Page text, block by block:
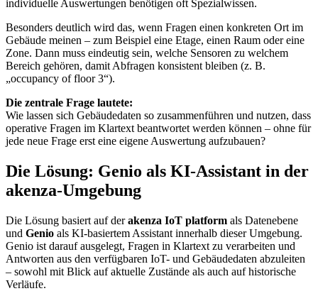
individuelle Auswertungen benötigen oft Spezialwissen.
Besonders deutlich wird das, wenn Fragen einen konkreten Ort im
Gebäude meinen – zum Beispiel eine Etage, einen Raum oder eine
Zone. Dann muss eindeutig sein, welche Sensoren zu welchem
Bereich gehören, damit Abfragen konsistent bleiben (z. B.
„occupancy of floor 3“).
Die zentrale Frage lautete:
Wie lassen sich Gebäudedaten so zusammenführen und nutzen, dass
operative Fragen im Klartext beantwortet werden können – ohne für
jede neue Frage erst eine eigene Auswertung aufzubauen?
Die Lösung: Genio als KI-Assistant in der
akenza-Umgebung
Die Lösung basiert auf derakenza IoT platform als Datenebene
und Genio als KI-basiertem Assistant innerhalb dieser Umgebung.
Genio ist darauf ausgelegt, Fragen in Klartext zu verarbeiten und
Antworten aus den verfügbaren IoT- und Gebäudedaten abzuleiten
– sowohl mit Blick auf aktuelle Zustände als auch auf historische
Verläufe.